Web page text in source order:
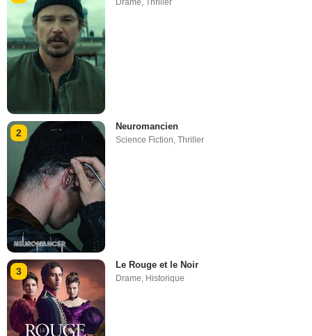
Drame,Thriller
2
Neuromancien
Science Fiction,Thriller
3
Le Rouge et le Noir
Drame Historique